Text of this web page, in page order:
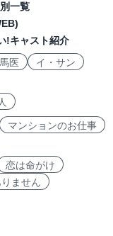
一覧
!キャスト紹介
馬医
イ・サン
マンションのお仕事
恋は命がけ
ません